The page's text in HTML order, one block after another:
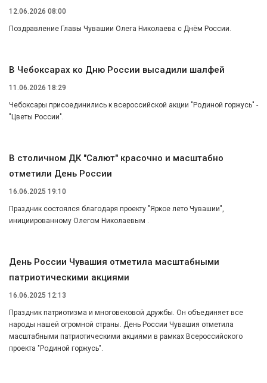
12.06.2026 08:00
Поздравление Главы Чувашии Олега Николаева с Днём России.
В Чебоксарах ко Дню России высадили шалфей
11.06.2026 18:29
Чебоксары присоединились к всероссийской акции "Родиной горжусь" -
"Цветы России".
В столичном ДК "Салют" красочно и масштабно
отметили День России
16.06.2025 19:10
Праздник состоялся благодаря проекту "Яркое лето Чувашии",
инициированному Олегом Николаевым .
День России Чувашия отметила масштабными
патриотическими акциями
16.06.2025 12:13
Праздник патриотизма и многовековой дружбы. Он объединяет все
народы нашей огромной страны. День России Чувашия отметила
масштабными патриотическими акциями в рамках Всероссийского
проекта "Родиной горжусь".